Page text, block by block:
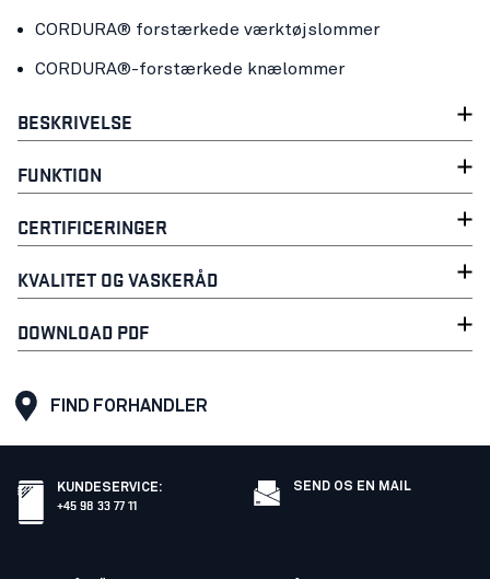
CORDURA® forstærkede værktøjslommer
CORDURA®-forstærkede knælommer
BESKRIVELSE
FUNKTION
CERTIFICERINGER
KVALITET OG VASKERÅD
DOWNLOAD PDF
FIND FORHANDLER
KUNDESERVICE:
+45 98 33 77 11
SEND OS EN MAIL